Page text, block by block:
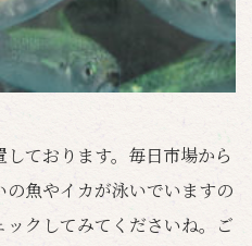
ております。毎日市場から
魚やイカが泳いでいますの
クしてみてくださいね。ご